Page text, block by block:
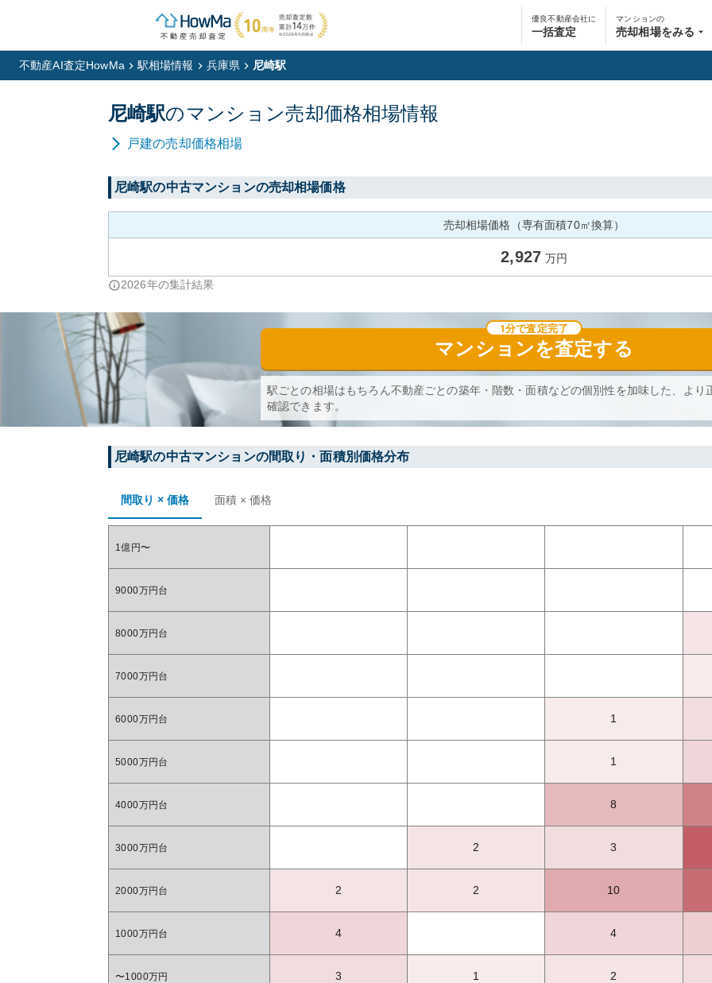
優良不動産会社に
一括査定
マンションの
売却相場をみる
不動産AI査定HowMa 駅相場情報 兵庫県 尼崎駅
尼崎駅のマンション売却価格相場情報
戸建の売却価格相場
尼崎駅の中古マンションの売却相場価格
売却相場価格（専有面積70㎡換算）
2,927 万円
2026年の集計結果
マンションを査定する
1分で査定完了
駅ごとの相場はもちろん不動産ごとの築年・階数・面積などの個別性を加味した、より
確認できます。
尼崎駅の中古マンションの間取り・面積別価格分布
間取り × 価格 面積 × 価格
1億円〜
9000万円台
8000万円台
7000万円台
6000万円台 1
5000万円台 1
4000万円台 8
3000万円台 2 3
2000万円台 2 2 10
1000万円台 4 4
〜1000万円 3 1 2